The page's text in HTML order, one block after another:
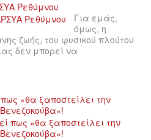
Ρεθύμνου
Για εμάς,
όμως, η
ζωής, του φυσικού πλούτου
δεν μπορεί να
«θα ξαποστείλει την